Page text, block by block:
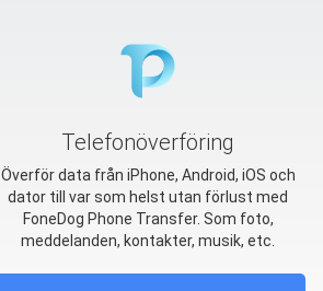
Telefonöverföring
Överför data från iPhone, Android, iOS och
dator till var som helst utan förlust med
FoneDog Phone Transfer. Som foto,
meddelanden, kontakter, musik, etc.